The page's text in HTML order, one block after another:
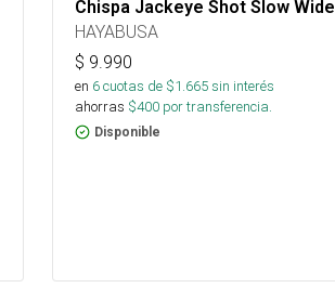
Chispa Jackeye Shot Slow Wide
HAYABUSA
$ 9.990
en 6cuotas de $1.665sin interés
ahorras $400 por transferencia.
Disponible